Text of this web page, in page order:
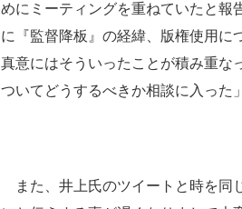
めにミーティングを重ねていたと報
に『監督降板』の経緯、版権使用に
真意にはそういったことが積み重な
ついてどうするべきか相談に入った
また、井上氏のツイートと時を同